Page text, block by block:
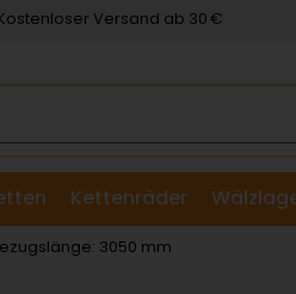
Versand ab 30 €
Kettenräder
& Scheiben
3050 mm